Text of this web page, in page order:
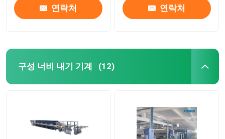
연락처 연락처
구성 너비 내기 기계 (12)